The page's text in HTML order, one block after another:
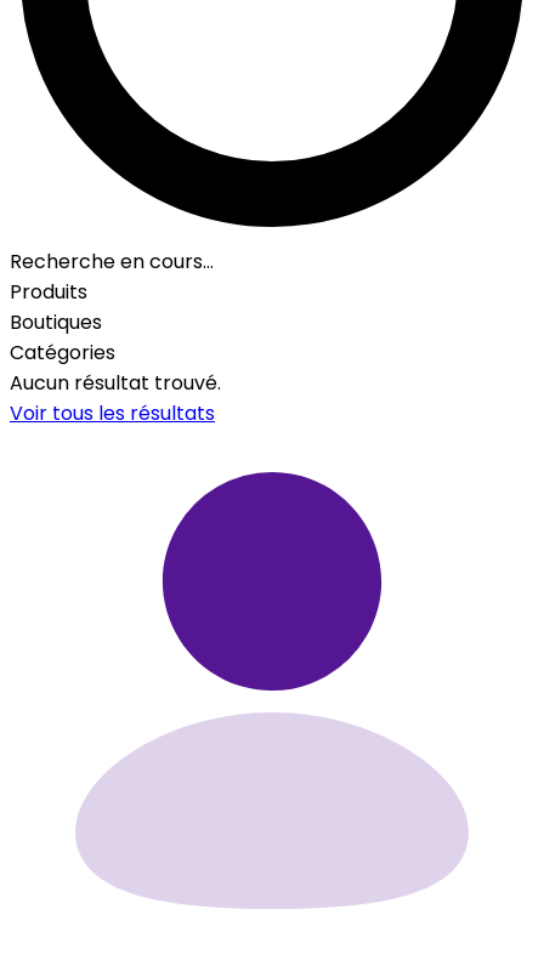
Recherche en cours…
Produits
Boutiques
Catégories
Aucun résultat trouvé.
Voir tous les résultats